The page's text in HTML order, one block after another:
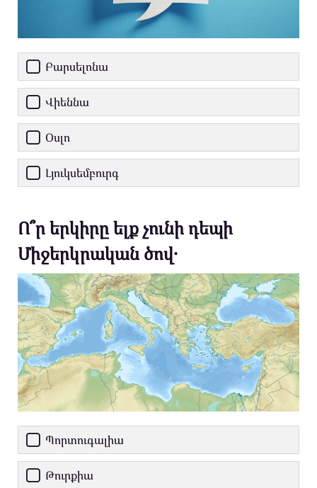
Բարսելոնա
Վիեննա
Օսլո
Լյուկսեմբուրգ
Ո՞ր երկիրը ելք չունի դեպի
Միջերկրական ծով․
Պորտուգալիա
Թուրքիա